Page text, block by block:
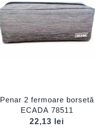
Penar 2 fermoare borsetă
ECADA 78511
22,13
lei